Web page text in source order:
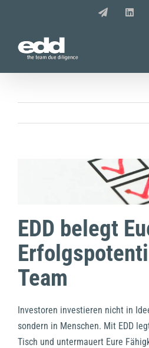
springen
E-
EDD belegt
Team
Investoren investieren nicht in
sondern in Menschen. Mit EDD
Tisch und untermauert Eure